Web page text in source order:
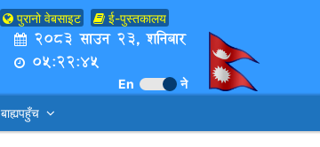
पुरानो वेबसाइट ई-पुस्तकालय
२०८३ साउन २३, शनिबार
०५:२२:४६
En
ने
बाह्यपहुँच